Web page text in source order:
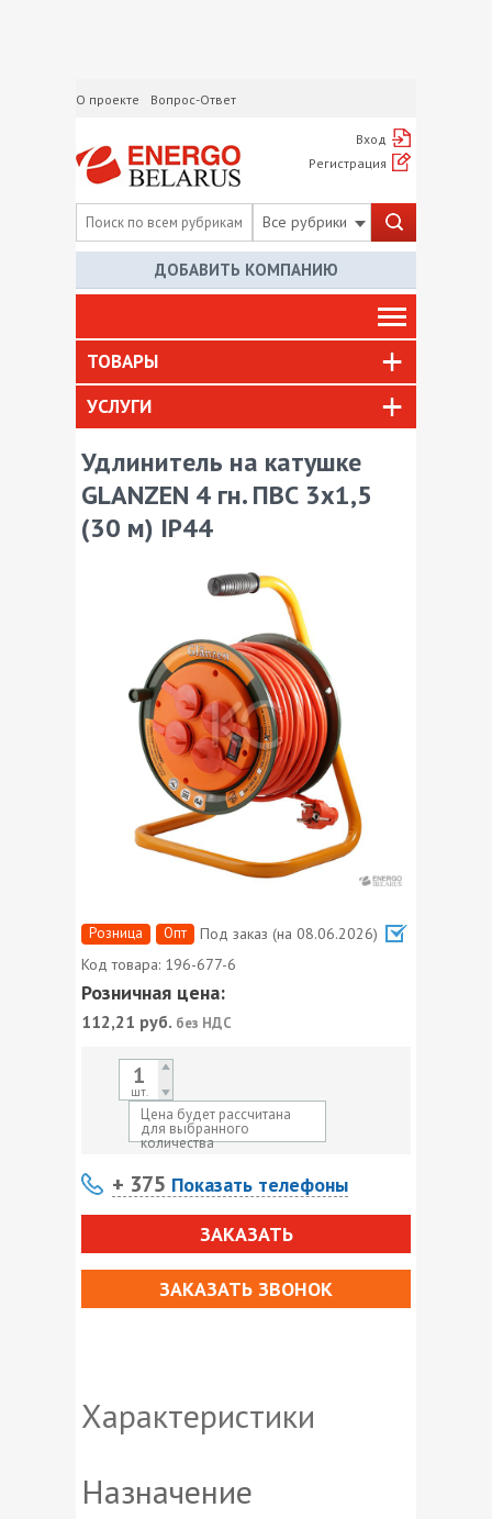
О проекте Вопрос-Ответ
Вход
Регистрация
Все рубрики
ДОБАВИТЬ КОМПАНИЮ
ТОВАРЫ
УСЛУГИ
Удлинитель на катушке
GLANZEN 4 гн. ПВС 3х1,5
(30 м) IP44
Розница Опт
Под заказ (на 08.06.2026)
Код товара: 196-677-6
Розничная цена:
112,21 руб. без НДС
шт.
Цена будет рассчитана
для выбранного
количества
+ 375 Показать телефоны
ЗАКАЗАТЬ
ЗАКАЗАТЬ ЗВОНОК
Характеристики
Назначение